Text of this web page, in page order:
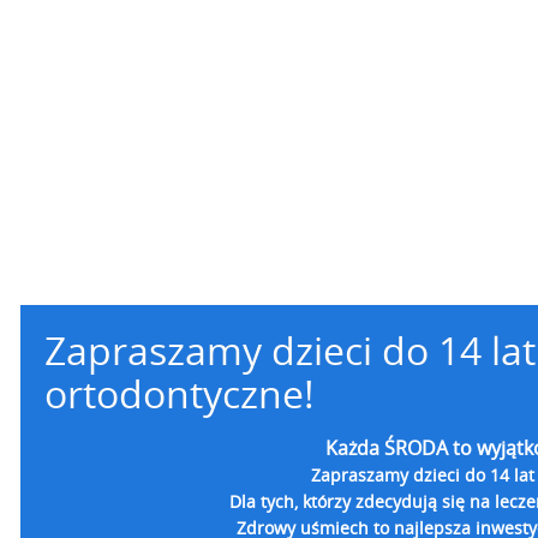
Zapraszamy dzieci do 14
ortodontyczne!
Każda ŚRODA to
Zapraszamy dzieci do 14
Dla tych, którzy zdecydują się na
Zdrowy uśmiech to najlepsza